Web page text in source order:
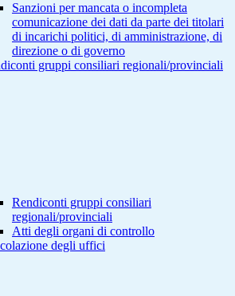
Sanzioni per mancata o incompleta
comunicazione dei dati da parte dei titolari
di incarichi politici, di amministrazione, di
direzione o di governo
gruppi consiliari regionali/provinciali
Rendiconti gruppi consiliari
regionali/provinciali
Atti degli organi di controllo
degli uffici